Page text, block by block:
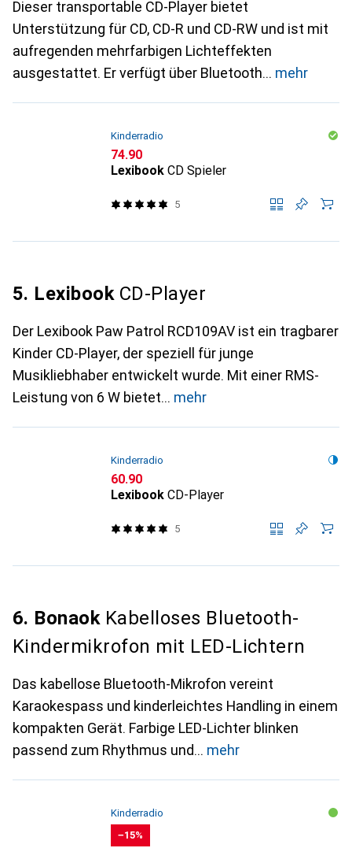
Dieser transportable CD-Player bietet
Unterstützung für CD, CD-R und CD-RW und ist mit
aufregenden mehrfarbigen Lichteffekten
ausgestattet. Er verfügt über Bluetooth
mehr
Kinderradio
CHF
74.90
Lexibook CD Spieler
5
5. LexibookCD-Player
Der Lexibook Paw Patrol RCD109AV ist ein tragbarer
Kinder CD-Player, der speziell für junge
Musikliebhaber entwickelt wurde. Mit einer RMS-
Leistung von 6 W bietet
mehr
Kinderradio
CHF
60.90
Lexibook CD-Player
5
6. BonaokKabelloses Bluetooth-
Kindermikrofon mit LED-Lichtern
Das kabellose Bluetooth-Mikrofon vereint
Karaokespass und kinderleichtes Handling in einem
kompakten Gerät. Farbige LED-Lichter blinken
passend zum Rhythmus und
mehr
Kinderradio
−15%